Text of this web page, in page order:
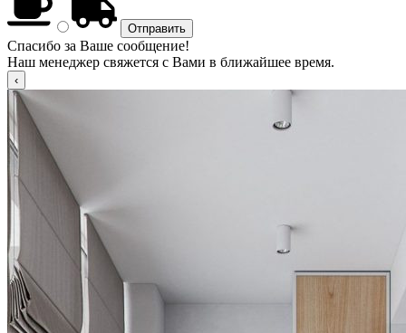
Спасибо за Ваше сообщение!
Наш менеджер свяжется с Вами в ближайшее время.